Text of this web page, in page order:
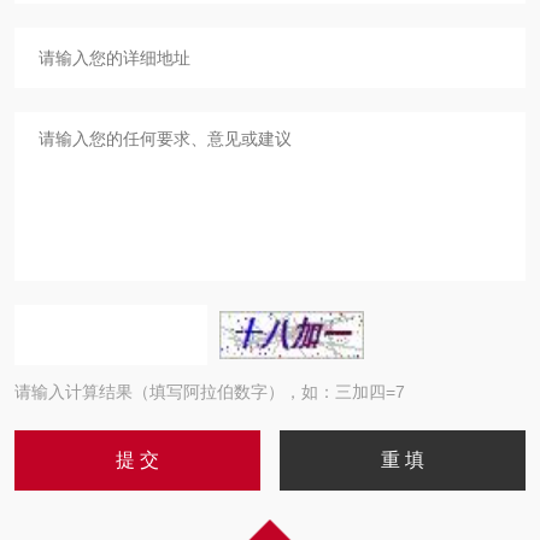
请输入计算结果（填写阿拉伯数字），如：三加四=7